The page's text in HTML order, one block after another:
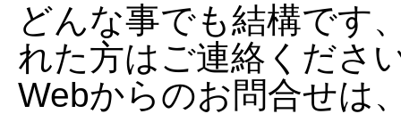
どんな事でも結構です
れた方はご連絡くださ
Webからのお問合せは